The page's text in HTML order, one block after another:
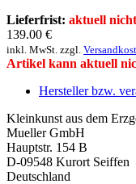
Lieferfrist: aktuell
139.00 €
inkl. MwSt. zzgl.
Artikel kann aktuell
Hersteller bzw.
Kleinkunst aus dem
Mueller GmbH
Hauptstr. 154 B
D-09548 Kurort Seiffen
Deutschland